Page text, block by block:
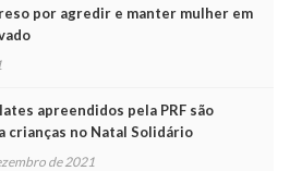
por agredir e manter mulher em
apreendidos pela PRF são
crianças no Natal Solidário
de 2021